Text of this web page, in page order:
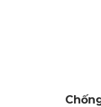
Thảm 360 dành